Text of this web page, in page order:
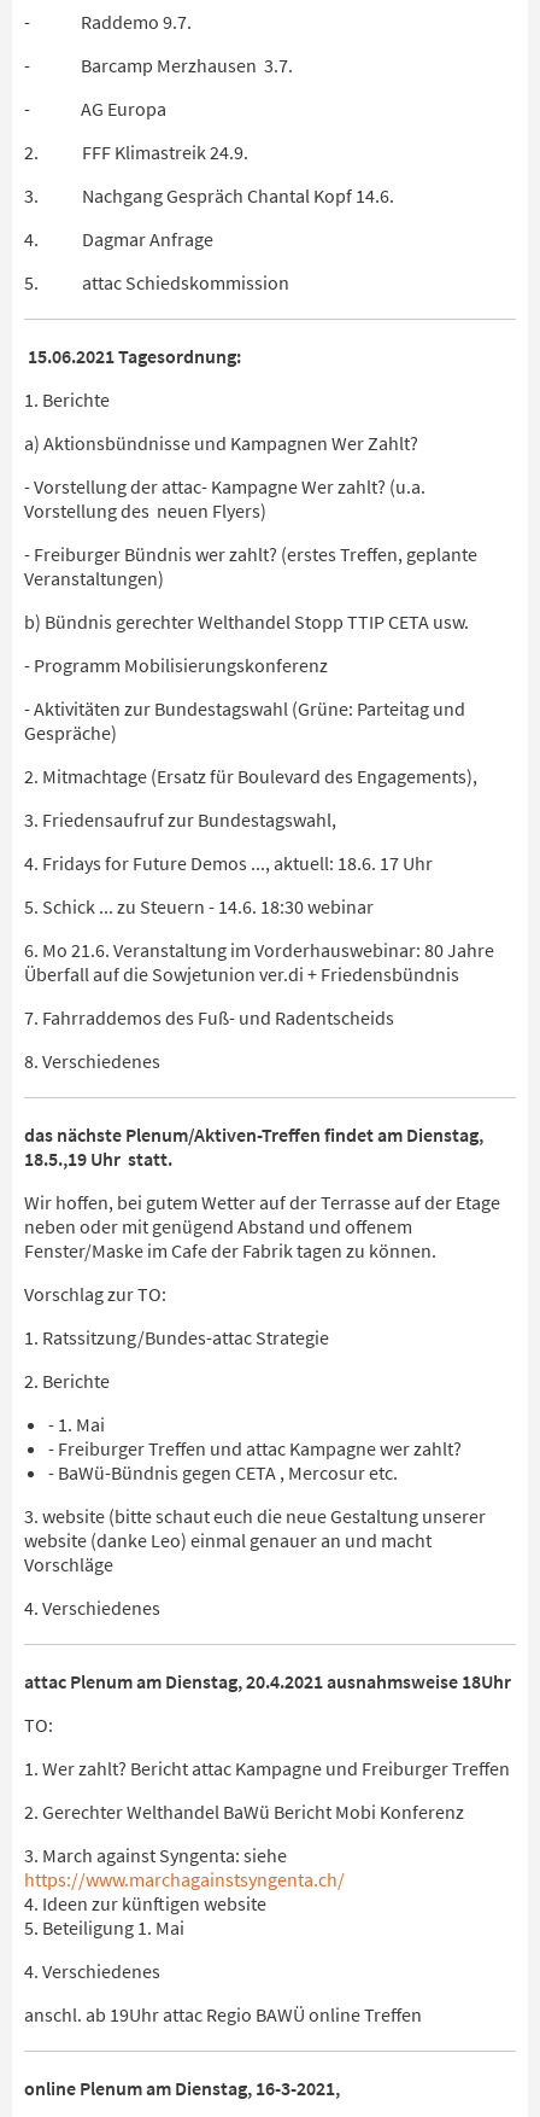
- Raddemo 9.7.
- Barcamp Merzhausen 3.7.
- AG Europa
2. FFF Klimastreik 24.9.
3. Nachgang Gespräch Chantal Kopf 14.6.
4. Dagmar Anfrage
5. attac Schiedskommission
15.06.2021 Tagesordnung:
1. Berichte
a) Aktionsbündnisse und Kampagnen Wer Zahlt?
- Vorstellung der attac- Kampagne Wer zahlt? (u.a.
Vorstellung des neuen Flyers)
- Freiburger Bündnis wer zahlt? (erstes Treffen, geplante
Veranstaltungen)
b) Bündnis gerechter Welthandel Stopp TTIP CETA usw.
- Programm Mobilisierungskonferenz
- Aktivitäten zur Bundestagswahl (Grüne: Parteitag und
Gespräche)
2. Mitmachtage (Ersatz für Boulevard des Engagements),
3. Friedensaufruf zur Bundestagswahl,
4. Fridays for Future Demos ..., aktuell: 18.6. 17 Uhr
5. Schick ... zu Steuern - 14.6. 18:30 webinar
6. Mo 21.6. Veranstaltung im Vorderhauswebinar: 80 Jahre
Überfall auf die Sowjetunion ver.di + Friedensbündnis
7. Fahrraddemos des Fuß- und Radentscheids
8. Verschiedenes
das nächste Plenum/Aktiven-Treffen findet am Dienstag,
18.5.,19 Uhr statt.
Wir hoffen, bei gutem Wetter auf der Terrasse auf der Etage
neben oder mit genügend Abstand und offenem
Fenster/Maske im Cafe der Fabrik tagen zu können.
Vorschlag zur TO:
1. Ratssitzung/Bundes-attac Strategie
2. Berichte
- 1. Mai
- Freiburger Treffen und attac Kampagne wer zahlt?
- BaWü-Bündnis gegen CETA , Mercosur etc.
3. website (bitte schaut euch die neue Gestaltung unserer
website (danke Leo) einmal genauer an und macht
Vorschläge
4. Verschiedenes
attac Plenum am Dienstag, 20.4.2021 ausnahmsweise 18Uhr
TO:
1. Wer zahlt? Bericht attac Kampagne und Freiburger Treffen
2. Gerechter Welthandel BaWü Bericht Mobi Konferenz
3. March against Syngenta: siehe
https://www.marchagainstsyngenta.ch/
4. Ideen zur künftigen website
5. Beteiligung 1. Mai
4. Verschiedenes
anschl. ab 19Uhr attac Regio BAWÜ online Treffen
online Plenum am Dienstag, 16-3-2021,